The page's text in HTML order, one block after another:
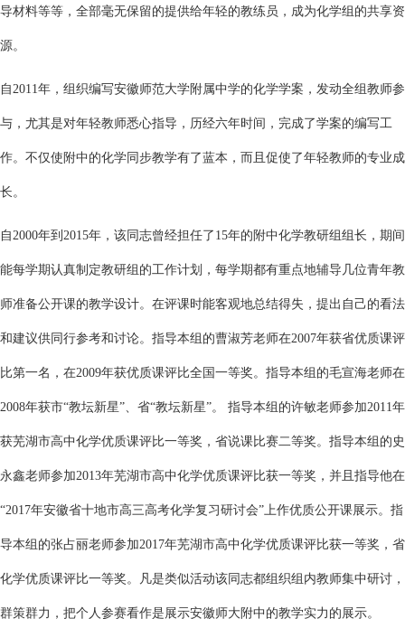
导材料等等，全部毫无保留的提供给年轻的教练员，成为化学组的共享资
源。
自2011年，组织编写安徽师范大学附属中学的化学学案，发动全组教师参
与，尤其是对年轻教师悉心指导，历经六年时间，完成了学案的编写工
作。不仅使附中的化学同步教学有了蓝本，而且促使了年轻教师的专业成
长。
自2000年到2015年，该同志曾经担任了15年的附中化学教研组组长，期间
能每学期认真制定教研组的工作计划，每学期都有重点地辅导几位青年教
师准备公开课的教学设计。在评课时能客观地总结得失，提出自己的看法
和建议供同行参考和讨论。指导本组的曹淑芳老师在2007年获省优质课评
比第一名，在2009年获优质课评比全国一等奖。指导本组的毛宣海老师在
2008年获市“教坛新星”、省“教坛新星”。 指导本组的许敏老师参加2011年
获芜湖市高中化学优质课评比一等奖，省说课比赛二等奖。指导本组的史
永鑫老师参加2013年芜湖市高中化学优质课评比获一等奖，并且指导他在
“2017年安徽省十地市高三高考化学复习研讨会”上作优质公开课展示。指
导本组的张占丽老师参加2017年芜湖市高中化学优质课评比获一等奖，省
化学优质课评比一等奖。凡是类似活动该同志都组织组内教师集中研讨，
群策群力，把个人参赛看作是展示安徽师大附中的教学实力的展示。